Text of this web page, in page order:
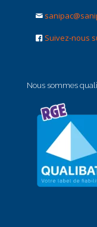
Suivez-nous
Nous sommes